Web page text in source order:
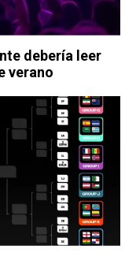
debería leer
verano